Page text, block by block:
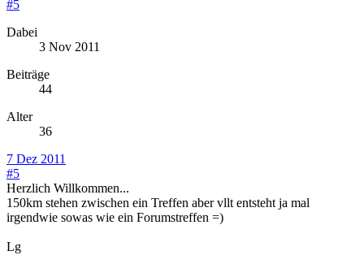
#5
Dabei
3 Nov 2011
Beiträge
44
Alter
36
7 Dez 2011
#5
Herzlich Willkommen...
150km stehen zwischen ein Treffen aber vllt entsteht ja mal
irgendwie sowas wie ein Forumstreffen =)
Lg